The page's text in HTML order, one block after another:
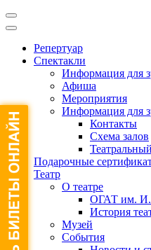
Репертуар
Спектакли
Информация для
Афиша
Мероприятия
Информация для
Контакты
Схема залов
Подарочные
Театр
О театре
ОГАТ им.
История
Музей
События